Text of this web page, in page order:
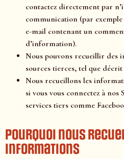
contactez directement par
communication (par
e-mail contenant un
d’information).
Nous pouvons recueillir des
sources tierces, tel que décrit
Nous recueillons les
si vous vous connectez à nos
services tiers comme
Pourquoi nous
informations